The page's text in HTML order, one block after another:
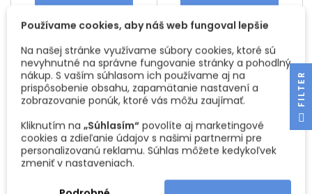
jedinečný kúsok, ktorý akoby
vnáša do vášho priestoru
nádych elegancie a
originality. 1. Magnet na
pozornosť: Tento stojan na
víno je očarujúcim...
jedinečný kúsok, ktorý akoby
vnáša do vášho priestoru
nádych elegancie a
originality. 1. Magnet na
pozornosť: Tento stojan na
víno je očarujúcim...
Používame cookies, aby náš web fungoval lepšie
Na našej stránke využívame súbory cookies, ktoré sú
nevyhnutné na správne fungovanie stránky a pohodlný
nákup. S vaším súhlasom ich používame aj na
prispôsobenie obsahu, zapamätanie nastavení a
zobrazovanie ponúk, ktoré vás môžu zaujímať.
Kliknutím na „Súhlasím“ povolíte aj marketingové
cookies a zdieľanie údajov s našimi partnermi pre
personalizovanú reklamu. Súhlas môžete kedykoľvek
zmeniť v nastaveniach.
R